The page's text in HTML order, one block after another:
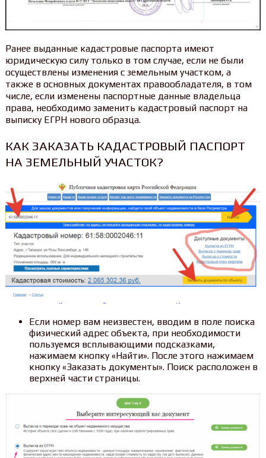
Ранее выданные кадастровые паспорта имеют
юридическую силу только в том случае, если не были
осуществлены изменения с земельным участком, а
также в основных документах правообладателя, в том
числе, если изменены паспортные данные владельца
права, необходимо заменить кадастровый паспорт на
выписку ЕГРН нового образца.
КАК ЗАКАЗАТЬ КАДАСТРОВЫЙ ПАСПОРТ
НА ЗЕМЕЛЬНЫЙ УЧАСТОК?
Если номер вам неизвестен, вводим в поле поиска
физический адрес объекта, при необходимости
пользуемся всплывающими подсказками,
нажимаем кнопку «Найти». После этого нажимаем
кнопку «Заказать документы». Поиск расположен в
верхней части страницы.